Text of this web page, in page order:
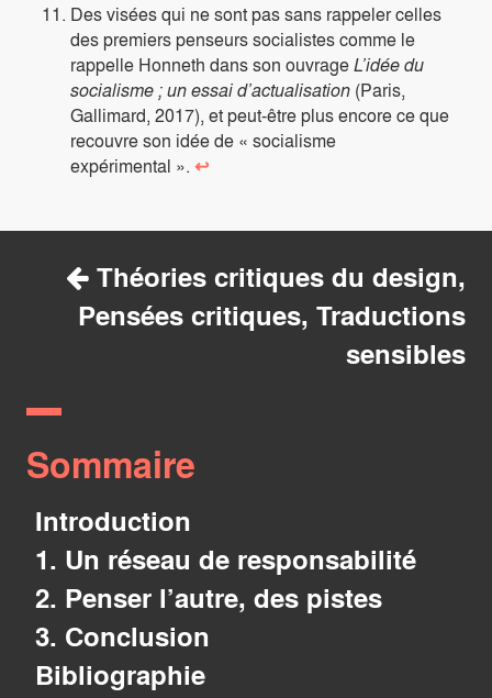
Des visées qui ne sont pas sans rappeler celles
des premiers penseurs socialistes comme le
rappelle Honneth dans son ouvrageL’idée du
socialisme ; un essai d’actualisation (Paris,
Gallimard, 2017), et peut-être plus encore ce que
recouvre son idée de « socialisme
expérimental ». ↩
Théories critiques du design,
Pensées critiques, Traductions
sensibles
Sommaire
Introduction
1. Un réseau de responsabilité
2. Penser l’autre, des pistes
3. Conclusion
Bibliographie